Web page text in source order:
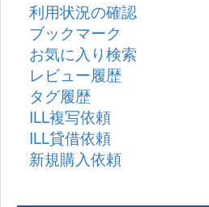
利用状況の確認
ブックマーク
お気に入り検索
レビュー履歴
タグ履歴
ILL複写依頼
ILL貸借依頼
新規購入依頼